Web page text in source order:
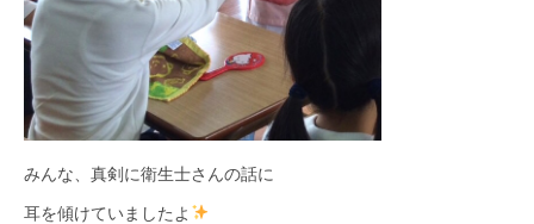
みんな、真剣に衛生士さんの話に
耳を傾けていましたよ